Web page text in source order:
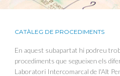
CATÀLEG DE PROCEDIMENTS
En aquest subapartat hi podreu
procediments que segueixen els
Laboratori Intercomarcal de l'Alt